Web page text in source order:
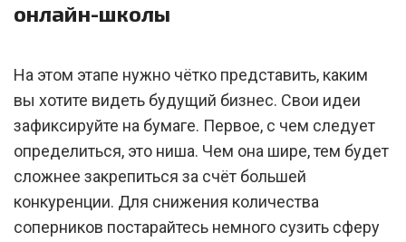
онлайн-школы
На этом этапе нужно чётко представить, каким
вы хотите видеть будущий бизнес. Свои идеи
зафиксируйте на бумаге. Первое, с чем следует
определиться, это ниша. Чем она шире, тем будет
сложнее закрепиться за счёт большей
конкуренции. Для снижения количества
соперников постарайтесь немного сузить сферу